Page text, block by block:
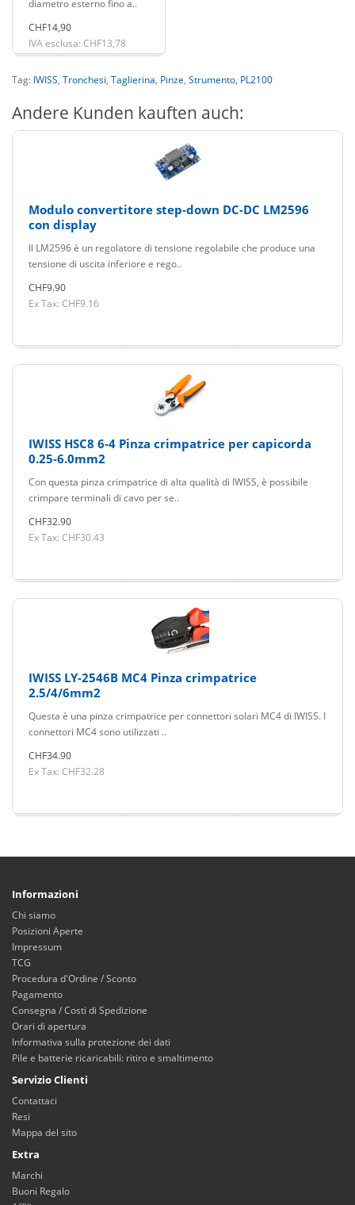
diametro esterno fino a..
CHF14,90
IVA esclusa: CHF13,78
Tag: IWISS, Tronchesi, Taglierina, Pinze, Strumento, PL2100
Andere Kunden kauften auch:
Modulo convertitore step-down DC-DC LM2596
con display
Il LM2596 è un regolatore di tensione regolabile che produce una
tensione di uscita inferiore e rego..
CHF9.90
Ex Tax: CHF9.16
IWISS HSC8 6-4 Pinza crimpatrice per capicorda
0.25-6.0mm2
Con questa pinza crimpatrice di alta qualità di IWISS, è possibile
crimpare terminali di cavo per se..
CHF32.90
Ex Tax: CHF30.43
IWISS LY-2546B MC4 Pinza crimpatrice
2.5/4/6mm2
Questa è una pinza crimpatrice per connettori solari MC4 di IWISS. I
connettori MC4 sono utilizzati ..
CHF34.90
Ex Tax: CHF32.28
Informazioni
Chi siamo
Posizioni Aperte
Impressum
TCG
Procedura d'Ordine / Sconto
Pagamento
Consegna / Costi di Spedizione
Orari di apertura
Informativa sulla protezione dei dati
Pile e batterie ricaricabili: ritiro e smaltimento
Servizio Clienti
Contattaci
Resi
Mappa del sito
Extra
Marchi
Buoni Regalo